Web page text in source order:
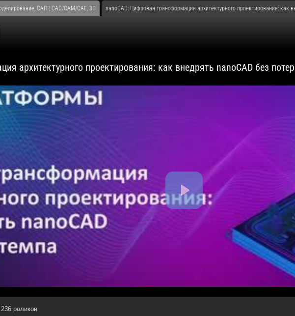
САПР, CAD/CAM/CAE, 3D nanoCAD: Цифровая трансформация архитектурного проектирования: как
архитектурного проектирования: как внедрять nanoCAD без
236 роликов